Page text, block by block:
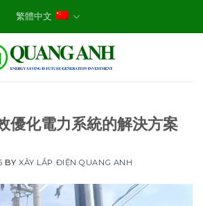
繁體中文
優化電力系統的解決方案
BYXÂY LẮP ĐIỆN QUANG ANH